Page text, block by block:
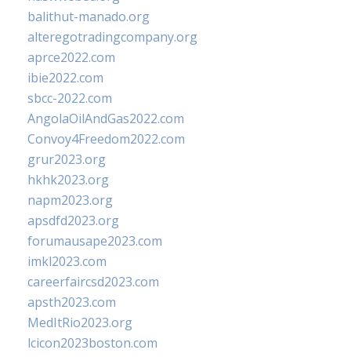
balithut-manado.org
alteregotradingcompany.org
aprce2022.com
ibie2022.com
sbcc-2022.com
AngolaOilAndGas2022.com
Convoy4Freedom2022.com
grur2023.org
hkhk2023.org
napm2023.org
apsdfd2023.org
forumausape2023.com
imkl2023.com
careerfaircsd2023.com
apsth2023.com
MedItRio2023.org
lcicon2023boston.com